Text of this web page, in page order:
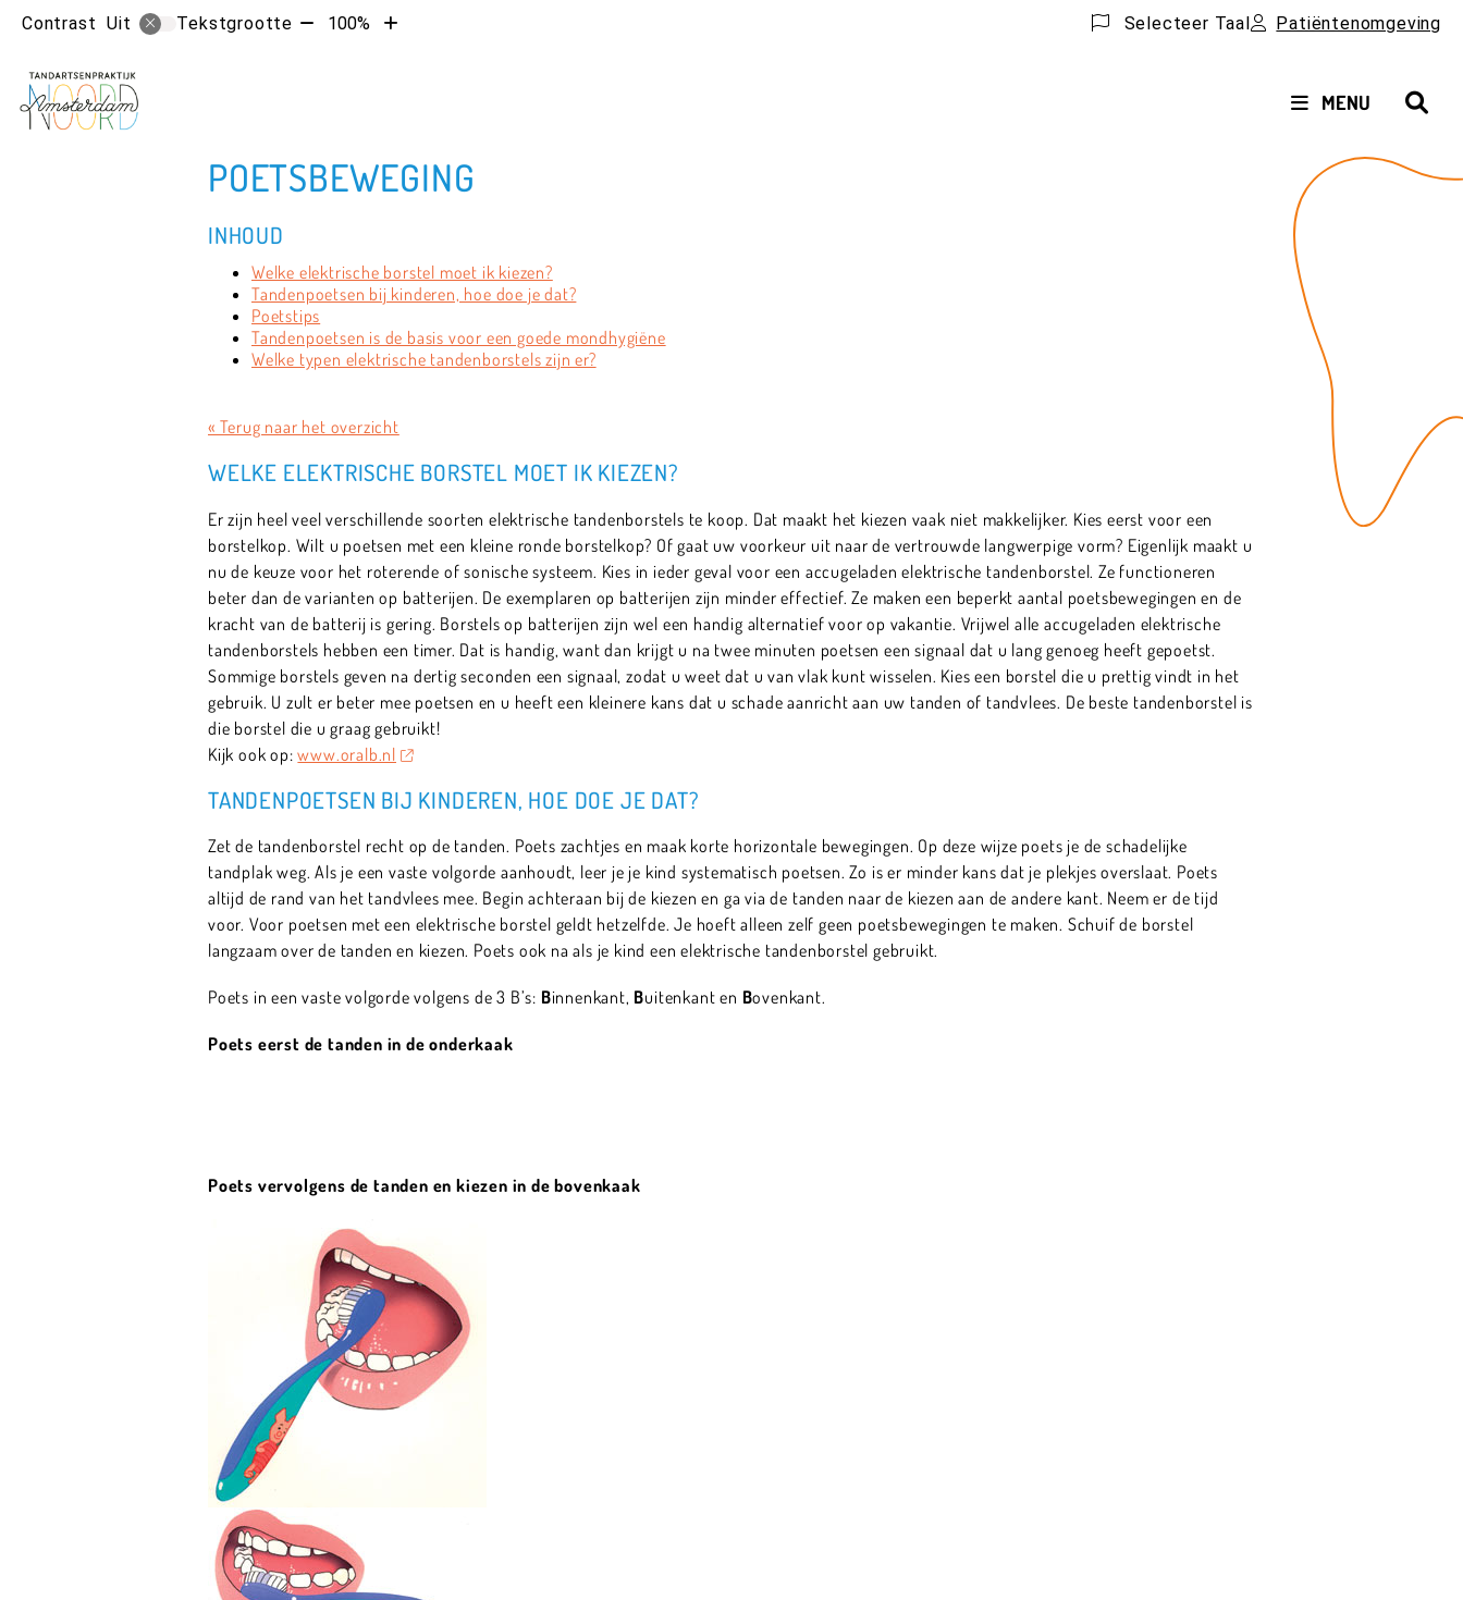
Contrast Uit Tekstgrootte Tekst100%
Tekst
Selecteer Taal Patiëntenomgeving
MENU
POETSBEWEGING
INHOUD
Welke elektrische borstel moet ik kiezen?
Tandenpoetsen bij kinderen, hoe doe je dat?
Poetstips
Tandenpoetsen is de basis voor een goede mondhygiëne
Welke typen elektrische tandenborstels zijn er?
« Terug naar het overzicht
WELKE ELEKTRISCHE BORSTEL MOET IK KIEZEN?
Er zijn heel veel verschillende soorten elektrische tandenborstels te koop. Dat maakt het kiezen vaak niet makkelijker. Kies eerst voor een
borstelkop. Wilt u poetsen met een kleine ronde borstelkop? Of gaat uw voorkeur uit naar de vertrouwde langwerpige vorm? Eigenlijk maakt u
nu de keuze voor het roterende of sonische systeem. Kies in ieder geval voor een accugeladen elektrische tandenborstel. Ze functioneren
beter dan de varianten op batterijen. De exemplaren op batterijen zijn minder effectief. Ze maken een beperkt aantal poetsbewegingen en de
kracht van de batterij is gering. Borstels op batterijen zijn wel een handig alternatief voor op vakantie. Vrijwel alle accugeladen elektrische
tandenborstels hebben een timer. Dat is handig, want dan krijgt u na twee minuten poetsen een signaal dat u lang genoeg heeft gepoetst.
Sommige borstels geven na dertig seconden een signaal, zodat u weet dat u van vlak kunt wisselen. Kies een borstel die u prettig vindt in het
gebruik. U zult er beter mee poetsen en u heeft een kleinere kans dat u schade aanricht aan uw tanden of tandvlees. De beste tandenborstel is
die borstel die u graag gebruikt!
Kijk ook op:www.oralb.nl
TANDENPOETSEN BIJ KINDEREN, HOE DOE JE DAT?
Zet de tandenborstel recht op de tanden. Poets zachtjes en maak korte horizontale bewegingen. Op deze wijze poets je de schadelijke
tandplak weg. Als je een vaste volgorde aanhoudt, leer je je kind systematisch poetsen. Zo is er minder kans dat je plekjes overslaat. Poets
altijd de rand van het tandvlees mee. Begin achteraan bij de kiezen en ga via de tanden naar de kiezen aan de andere kant. Neem er de tijd
voor. Voor poetsen met een elektrische borstel geldt hetzelfde. Je hoeft alleen zelf geen poetsbewegingen te maken. Schuif de borstel
langzaam over de tanden en kiezen. Poets ook na als je kind een elektrische tandenborstel gebruikt.
Poets in een vaste volgorde volgens de 3 B’s: Binnenkant, Buitenkant en Bovenkant.
Poets eerst de tanden in de onderkaak
Poets vervolgens de tanden en kiezen in de bovenkaak